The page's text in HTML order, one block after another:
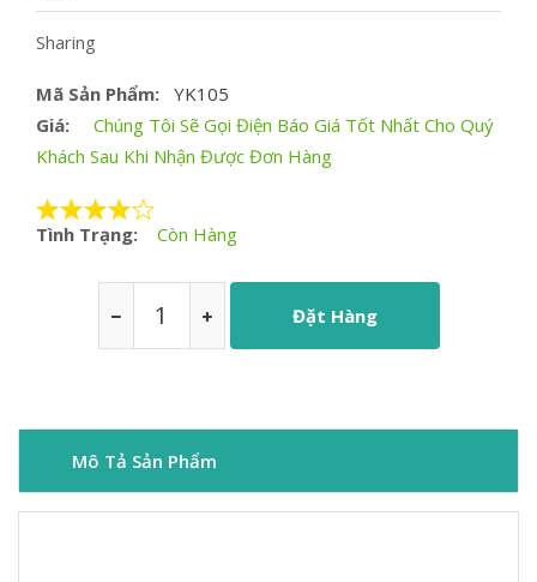
Sharing
Mã Sản Phẩm: YK105
Giá:
Chúng Tôi Sẽ Gọi Điện Báo Giá Tốt Nhất Cho Quý
Khách Sau Khi Nhận Được Đơn Hàng
Tình Trạng: Còn Hàng
Đặt Hàng
Mô Tả Sản Phẩm